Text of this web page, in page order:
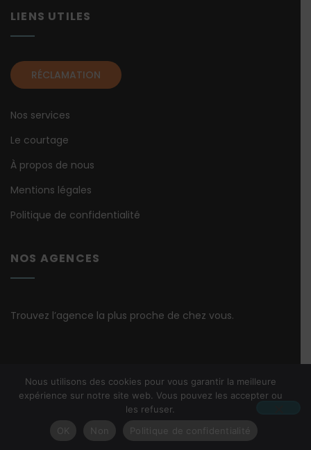
LIENS UTILES
RÉCLAMATION
Nos services
Le courtage
À propos de nous
Mentions légales
Politique de confidentialité
NOS AGENCES
Trouvez l’agence la plus proche de chez vous.
© Copyright 2026 – All rights reserved
Nous utilisons des cookies pour vous garantir la meilleure
expérience sur notre site web. Vous pouvez les accepter ou
les refuser.
OK
Non Politique de confidentialité